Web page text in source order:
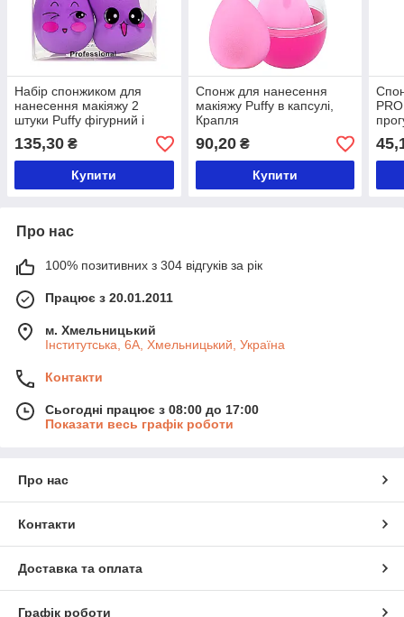
Набір спонжиком для
нанесення макіяжу 2
штуки Puffy фігурний і
крапля в коробці 4860
135,30 ₴
Купити
Спонж для нанесення
макіяжу Puffy в капсулі,
Крапля
90,20₴
Купити
Про нас
100% позитивних з 304 відгуків за рік
Працює з 20.01.2011
м. Хмельницький
Інститутська, 6А, Хмельницький, Україна
Контакти
Сьогодні працює з 08:00 до 17:00
Показати весь графік роботи
Про нас
Контакти
Доставка та оплата
Графік роботи